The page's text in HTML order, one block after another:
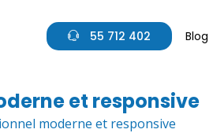
55 712 402 Blog
et responsive
moderne et responsive